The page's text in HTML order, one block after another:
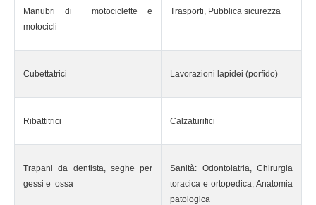
Manubri di motociclette e
motocicli
Trasporti, Pubblica sicurezza
Cubettatrici Lavorazioni lapidei (porfido)
Ribattitrici Calzaturifici
Trapani da dentista, seghe per
gessi e ossa
Sanità: Odontoiatria, Chirurgia
toracica e ortopedica, Anatomia
patologica